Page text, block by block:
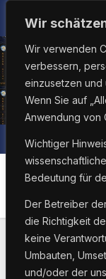
Wir
Wir verwenden
verbessern,
einzusetzen und
Wenn Sie auf
Anwendung von
Wichtiger
Bedeutung für
Der Betreiber
die Richtigkeit
keine
Umbauten,
und/oder der
Inhalt
springen
Sa..